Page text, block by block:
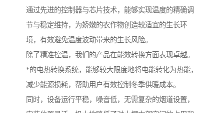
通过先进的控制器与芯片技术，能够实现温度的精确调
节与稳定维持，为娇嫩的农作物创造较适宜的生长环
境，有效避免温度波动带来的生长风险。
除了精准控温，我们的产品在能效转换方面表现卓越。
*的电热转换系统，能够较大限度地将电能转化为热能，
减少能源损耗，帮助用户有效控制冬季供暖成本。
同时，设备运行平稳，噪音低，无需复杂的烟道设置，